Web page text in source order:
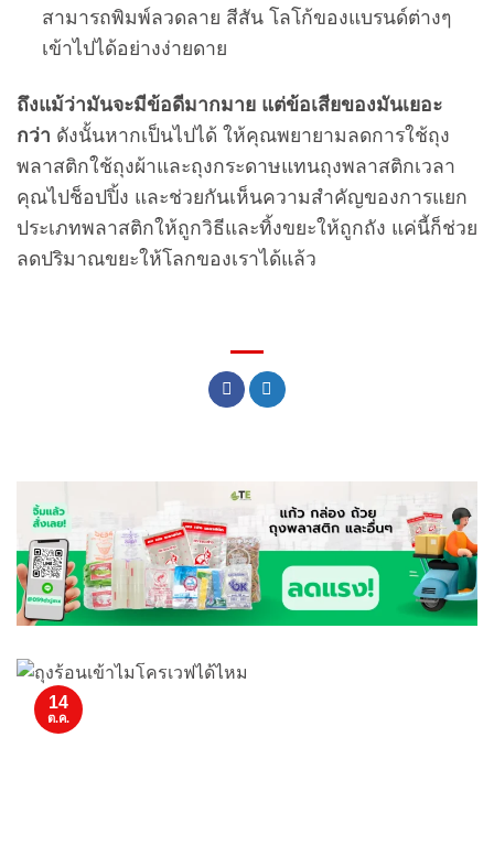
สามารถพิมพ์ลวดลาย สีสัน โลโก้ของแบรนด์ต่างๆ
เข้าไปได้อย่างง่ายดาย
ถึงแม้ว่ามันจะมีข้อดีมากมาย แต่ข้อเสียของมันเยอะ
กว่า ดังนั้นหากเป็นไปได้ ให้คุณพยายามลดการใช้ถุง
พลาสติกใช้ถุงผ้าและถุงกระดาษแทนถุงพลาสติกเวลา
คุณไปช็อปปิ้ง และช่วยกันเห็นความสำคัญของการแยก
ประเภทพลาสติกให้ถูกวิธีและทิ้งขยะให้ถูกถัง แค่นี้ก็ช่วย
ลดปริมาณขยะให้โลกของเราได้แล้ว
14
ต.ค.